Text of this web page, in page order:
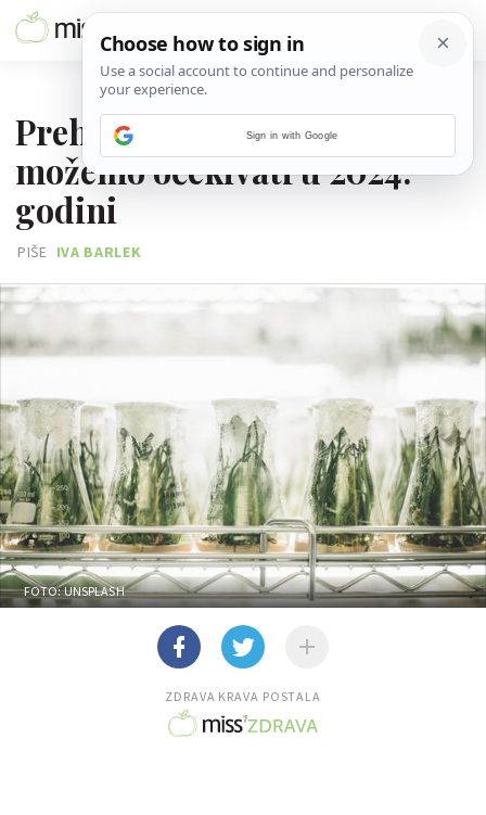
Prehrambeni trendovi koje
možemo očekivati u 2024.
godini
PIŠE IVA BARLEK
FOTO: UNSPLASH
ZDRAVA KRAVA POSTALA
Sign in with Google